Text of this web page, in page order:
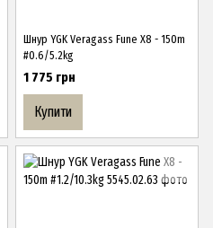
Шнур YGK Veragass Fune X8 - 150m
#0.6/5.2kg
1 775 грн
Купити